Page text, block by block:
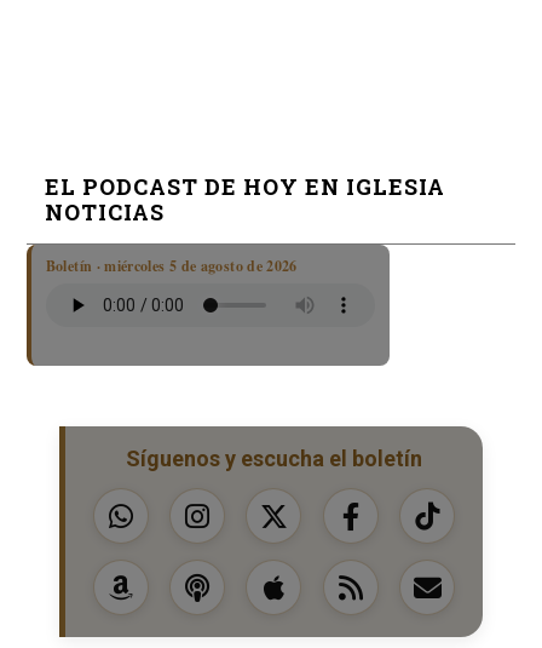
EL PODCAST DE HOY EN IGLESIA
NOTICIAS
Boletín · miércoles 5 de agosto de 2026
Síguenos y escucha el boletín